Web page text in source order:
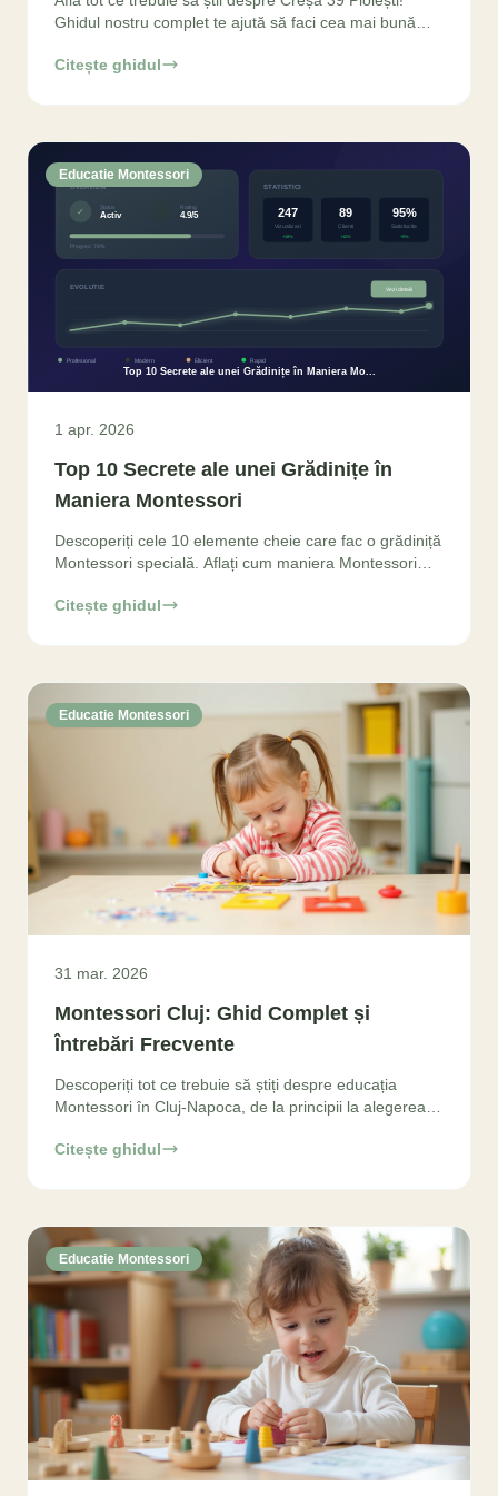
Ghidul nostru complet te ajută să faci cea mai bună
Citește ghidul
Educatie Montessori
1 apr. 2026
Top 10 Secrete ale unei Grădinițe în
Maniera Montessori
Descoperiți cele 10 elemente cheie care fac o grădiniță
Montessori specială. Aflați cum maniera Montessori
Citește ghidul
Educatie Montessori
31 mar. 2026
Montessori Cluj: Ghid Complet și
Întrebări Frecvente
Descoperiți tot ce trebuie să știți despre educația
Montessori în Cluj-Napoca, de la principii la alegerea
Citește ghidul
Educatie Montessori